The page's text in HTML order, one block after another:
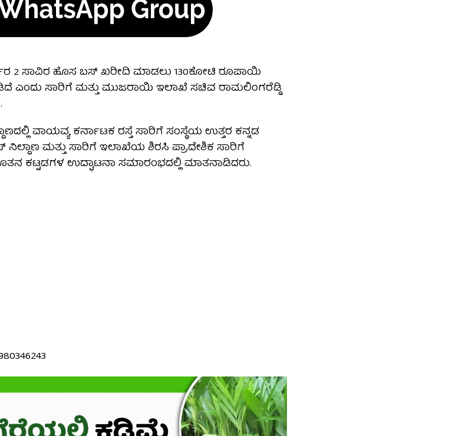
2 ಸಾವಿರ ಹೊಸ ಬಸ್ ಖರೀದಿ ಮಾಡಲು 130ಕೋಟಿ ರೂಪಾಯಿ
ಎಂದು ಸಾರಿಗೆ ಮತ್ತು ಮುಜರಾಯಿ ಇಲಾಖೆ ಸಚಿವ ರಾಮಲಿಂಗರೆಡ್ಡಿ
ವಾಯವ್ಯ ಕರ್ನಾಟಕ ರಸ್ತೆ ಸಾರಿಗೆ ಸಂಸ್ಥೆಯ ಉತ್ತರ ಕನ್ನಡ
ನಿಲ್ದಾಣ ಮತ್ತು ಸಾರಿಗೆ ಇಲಾಖೆಯ ಶಿರಸಿ ಪ್ರಾದೇಶಿಕ ಸಾರಿಗೆ
ಕಟ್ಟಡಗಳ ಉದ್ಘಾಟನಾ ಸಮಾರಂಭದಲ್ಲಿ ಮಾತನಾಡಿದರು.